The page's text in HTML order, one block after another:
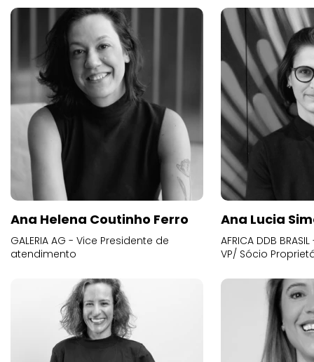
Ana Helena Coutinho Ferro
GALERIA AG - Vice Presidente de
atendimento
Ana Lucia
AFRICA DDB
VP/ Sócio